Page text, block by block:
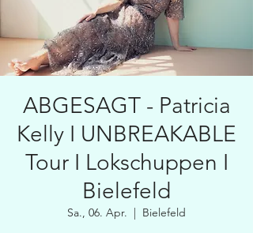
ABGESAGT - Patricia
Kelly I UNBREAKABLE
Tour I Lokschuppen I
Bielefeld
Sa., 06. Apr.
  |
Bielefeld